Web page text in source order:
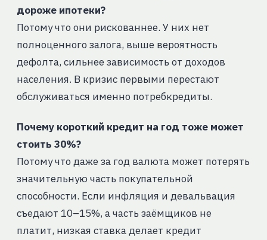
дороже ипотеки?
Потому что они рискованнее. У них нет
полноценного залога, выше вероятность
дефолта, сильнее зависимость от доходов
населения. В кризис первыми перестают
обслуживаться именно потребкредиты.
Почему короткий кредит на год тоже может
стоить 30%?
Потому что даже за год валюта может потерять
значительную часть покупательной
способности. Если инфляция и девальвация
съедают 10–15%, а часть заёмщиков не
платит, низкая ставка делает кредит